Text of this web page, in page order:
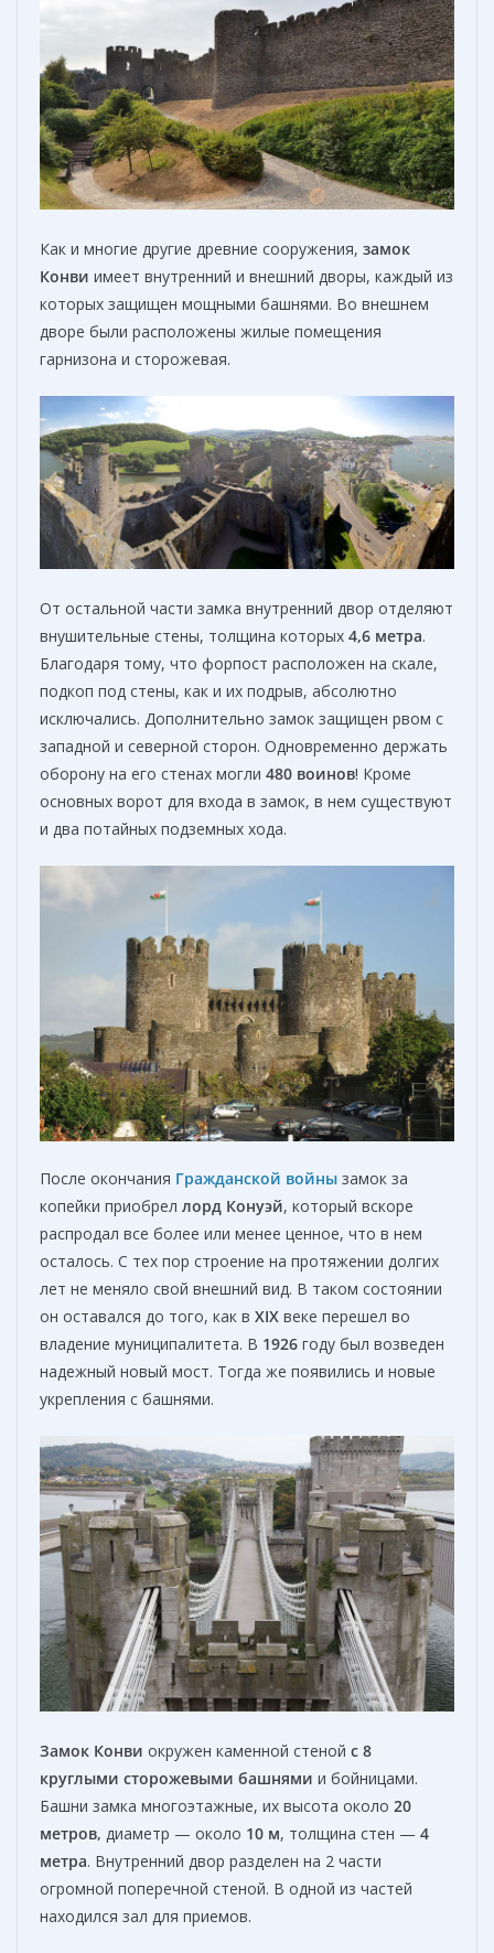
Как и многие другие древние сооружения, замок
Конви имеет внутренний и внешний дворы, каждый из
которых защищен мощными башнями. Во внешнем
дворе были расположены жилые помещения
гарнизона и сторожевая.
От остальной части замка внутренний двор отделяют
внушительные стены, толщина которых 4,6 метра.
Благодаря тому, что форпост расположен на скале,
подкоп под стены, как и их подрыв, абсолютно
исключались. Дополнительно замок защищен рвом с
западной и северной сторон. Одновременно держать
оборону на его стенах могли 480 воинов! Кроме
основных ворот для входа в замок, в нем существуют
и два потайных подземных хода.
После окончания Гражданской войны замок за
копейки приобрел лорд Конуэй, который вскоре
распродал все более или менее ценное, что в нем
осталось. С тех пор строение на протяжении долгих
лет не меняло свой внешний вид. В таком состоянии
он оставался до того, как в XIX веке перешел во
владение муниципалитета. В 1926 году был возведен
надежный новый мост. Тогда же появились и новые
укрепления с башнями.
Замок Конви окружен каменной стеной с 8
круглыми сторожевыми башнями и бойницами.
Башни замка многоэтажные, их высота около 20
метров, диаметр — около 10 м, толщина стен — 4
метра. Внутренний двор разделен на 2 части
огромной поперечной стеной. В одной из частей
находился зал для приемов.